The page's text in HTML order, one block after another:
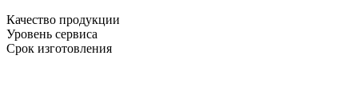
Качество продукции
Уровень сервиса
Срок изготовления